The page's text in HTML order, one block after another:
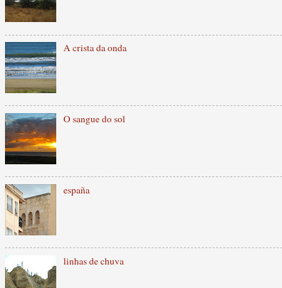
A crista da onda
O sangue do sol
españa
linhas de chuva